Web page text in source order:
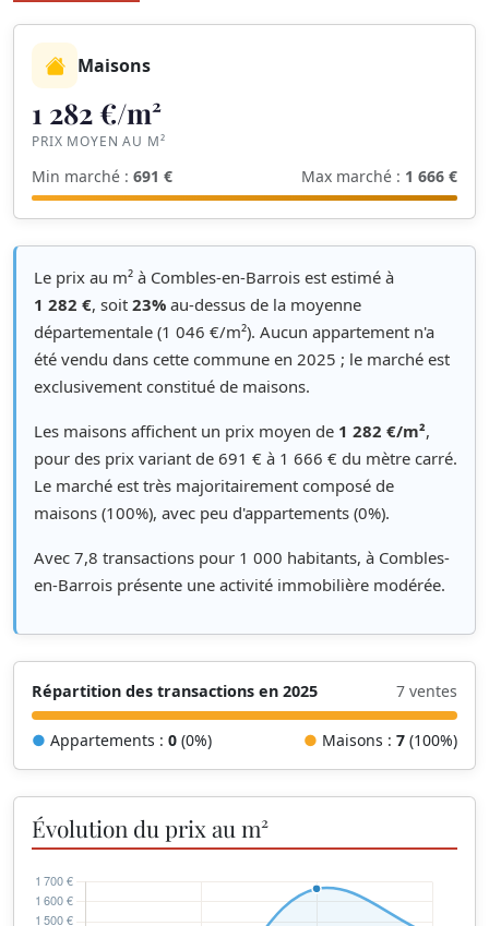
Maisons
1 282 €/m²
PRIX MOYEN AU M²
Min marché : 691 € Max marché : 1 666 €
Le prix au m² à Combles-en-Barrois est estimé à
1 282 €, soit 23% au-dessus de la moyenne
départementale (1 046 €/m²). Aucun appartement n'a
été vendu dans cette commune en 2025 ; le marché est
exclusivement constitué de maisons.
Les maisons affichent un prix moyen de 1 282 €/m²,
pour des prix variant de 691 € à 1 666 € du mètre carré.
Le marché est très majoritairement composé de
maisons (100%), avec peu d'appartements (0%).
Avec 7,8 transactions pour 1 000 habitants, à Combles-
en-Barrois présente une activité immobilière modérée.
Répartition des transactions en 2025 7 ventes
● Appartements : 0 (0%) ● Maisons : 7 (100%)
Évolution du prix au m²